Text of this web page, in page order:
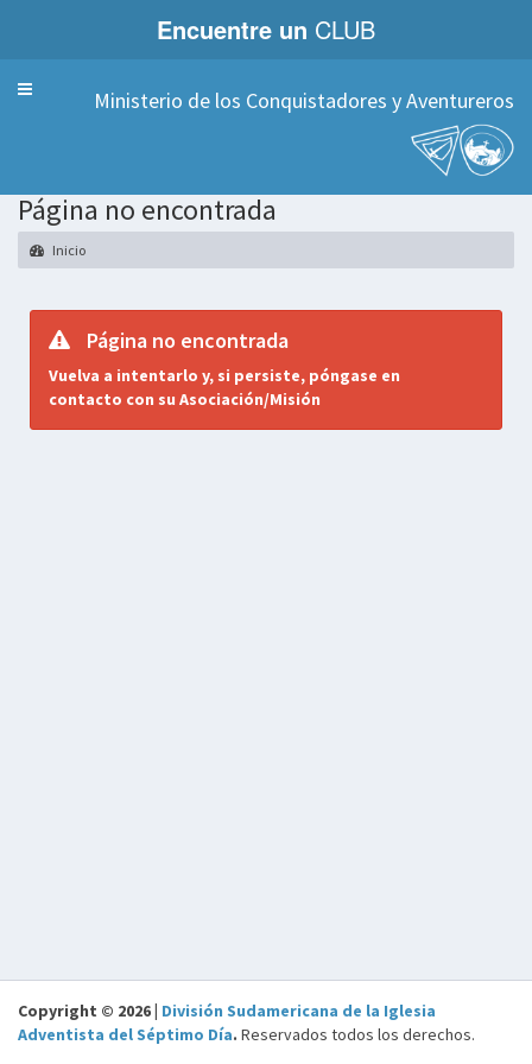
Encuentre un CLUB
Servicios Ministerio de los Conquistadores y Aventureros
Página no encontrada
Inicio
Página no encontrada
Vuelva a intentarlo y, si persiste, póngase en
contacto con su Asociación/Misión
Copyright © 2026 | División Sudamericana de la Iglesia
Adventista del Séptimo Día. Reservados todos los derechos.